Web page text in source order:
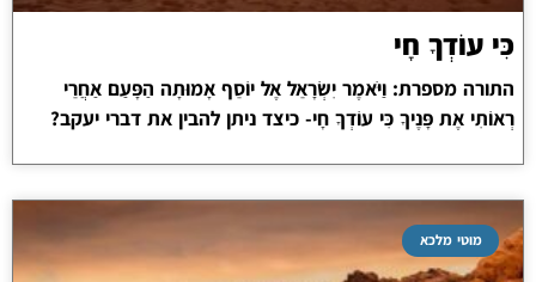
כִּי עוֹדְךָ חָי
התורה מספרת: וַיֹּאמֶר יִשְׂרָאֵל אֶל יוֹסֵף אָמוּתָה הַפָּעַם אַחֲרֵי
רְאוֹתִי אֶת פָּנֶיךָ כִּי עוֹדְךָ חָי- כיצד ניתן להבין את דברי יעקב?
מוטי מלכא